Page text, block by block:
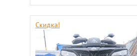
Скидка!